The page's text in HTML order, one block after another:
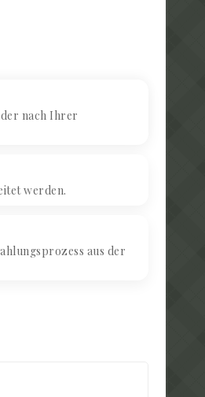
nach Ihrer
werden.
aus der